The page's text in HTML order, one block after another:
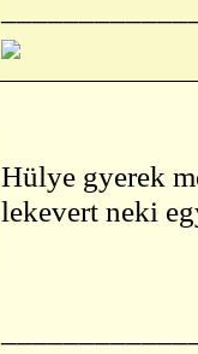
Hülye gyerek
lekevert neki